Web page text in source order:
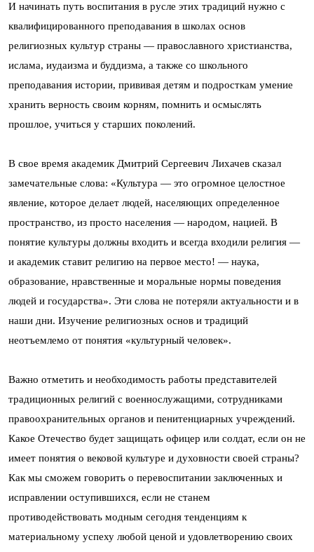
И начинать путь воспитания в русле этих традиций нужно с
квалифицированного преподавания в школах основ
религиозных культур страны — православного христианства,
ислама, иудаизма и буддизма, а также со школьного
преподавания истории, прививая детям и подросткам умение
хранить верность своим корням, помнить и осмыслять
прошлое, учиться у старших поколений.
В свое время академик Дмитрий Сергеевич Лихачев сказал
замечательные слова: «Культура — это огромное целостное
явление, которое делает людей, населяющих определенное
пространство, из просто населения — народом, нацией. В
понятие культуры должны входить и всегда входили религия —
и академик ставит религию на первое место! — наука,
образование, нравственные и моральные нормы поведения
людей и государства». Эти слова не потеряли актуальности и в
наши дни. Изучение религиозных основ и традиций
неотъемлемо от понятия «культурный человек».
Важно отметить и необходимость работы представителей
традиционных религий с военнослужащими, сотрудниками
правоохранительных органов и пенитенциарных учреждений.
Какое Отечество будет защищать офицер или солдат, если он не
имеет понятия о вековой культуре и духовности своей страны?
Как мы сможем говорить о перевоспитании заключенных и
исправлении оступившихся, если не станем
противодействовать модным сегодня тенденциям к
материальному успеху любой ценой и удовлетворению своих